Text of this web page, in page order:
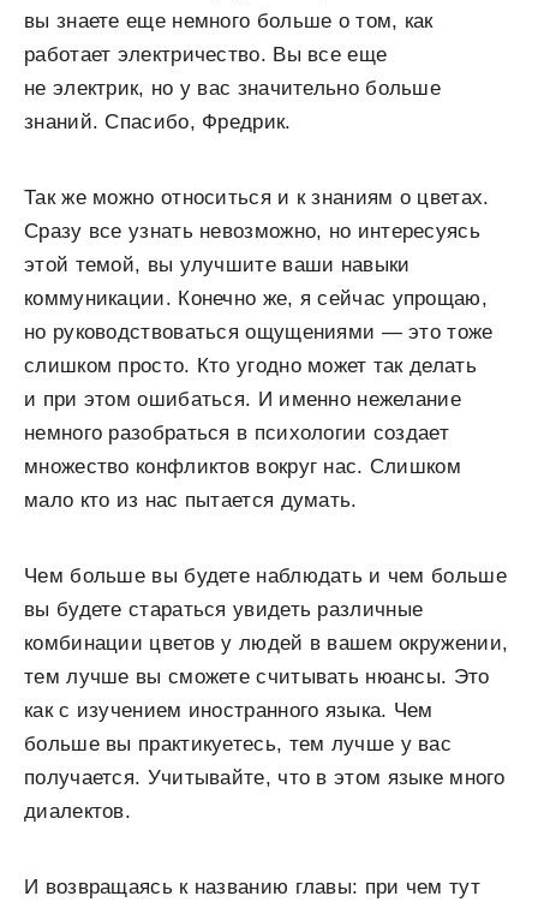
вы знаете еще немного больше о том, как
работает электричество. Вы все еще
не электрик, но у вас значительно больше
знаний. Спасибо, Фредрик.
Так же можно относиться и к знаниям о цветах.
Сразу все узнать невозможно, но интересуясь
этой темой, вы улучшите ваши навыки
коммуникации. Конечно же, я сейчас упрощаю,
но руководствоваться ощущениями — это тоже
слишком просто. Кто угодно может так делать
и при этом ошибаться. И именно нежелание
немного разобраться в психологии создает
множество конфликтов вокруг нас. Слишком
мало кто из нас пытается думать.
Чем больше вы будете наблюдать и чем больше
вы будете стараться увидеть различные
комбинации цветов у людей в вашем окружении,
тем лучше вы сможете считывать нюансы. Это
как с изучением иностранного языка. Чем
больше вы практикуетесь, тем лучше у вас
получается. Учитывайте, что в этом языке много
диалектов.
И возвращаясь к названию главы: при чем тут